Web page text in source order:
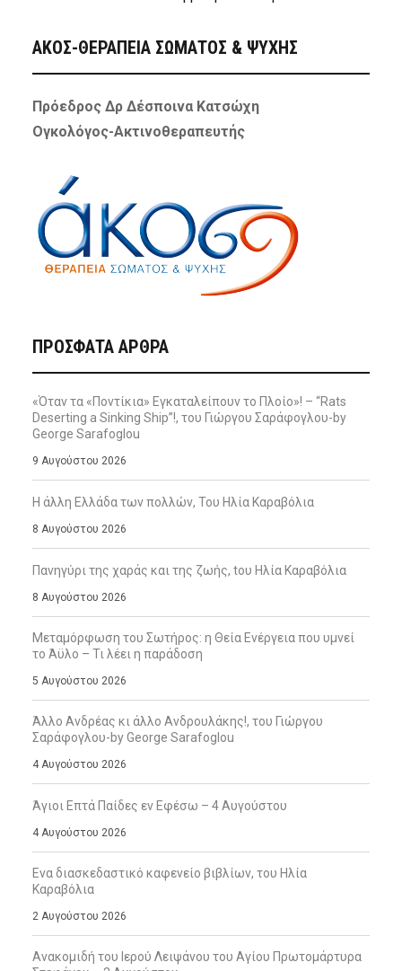
ΑΚΟΣ-ΘΕΡΑΠΕΙΑ ΣΩΜΑΤΟΣ & ΨΥΧΗΣ
Πρόεδρος Δρ Δέσποινα Κατσώχη
Ογκολόγος-Ακτινοθεραπευτής
ΠΡΌΣΦΑΤΑ ΆΡΘΡΑ
«Όταν τα «Ποντίκια» Εγκαταλείπουν το Πλοίο»! – “Rats
Deserting a Sinking Ship”!, του Γιώργου Σαράφογλου-by
George Sarafoglou
9 Αυγούστου 2026
Η άλλη Ελλάδα των πολλών, Του Ηλία Καραβόλια
8 Αυγούστου 2026
Πανηγύρι της χαράς και της ζωής, tου Ηλία Καραβόλια
8 Αυγούστου 2026
Μεταμόρφωση του Σωτήρος: η Θεία Ενέργεια που υμνεί
το Άϋλο – Τι λέει η παράδοση
5 Αυγούστου 2026
Άλλο Ανδρέας κι άλλο Ανδρουλάκης!, του Γιώργου
Σαράφογλου-by George Sarafoglou
4 Αυγούστου 2026
Άγιοι Επτά Παίδες εν Εφέσω – 4 Αυγούστου
4 Αυγούστου 2026
Ενα διασκεδαστικό καφενείο βιβλίων, του Ηλία
Καραβόλια
2 Αυγούστου 2026
Ανακομιδή του Ιερού Λειψάνου του Αγίου Πρωτομάρτυρα